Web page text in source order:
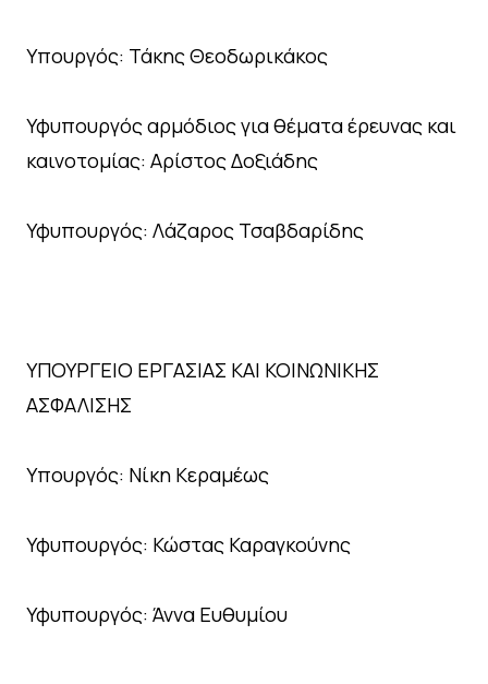
Υπουργός: Τάκης Θεοδωρικάκος
Υφυπουργός αρμόδιος για θέματα έρευνας και
καινοτομίας: Αρίστος Δοξιάδης
Υφυπουργός: Λάζαρος Τσαβδαρίδης
ΥΠΟΥΡΓΕΙΟ ΕΡΓΑΣΙΑΣ ΚΑΙ ΚΟΙΝΩΝΙΚΗΣ
ΑΣΦΑΛΙΣΗΣ
Υπουργός: Νίκη Κεραμέως
Υφυπουργός: Κώστας Καραγκούνης
Υφυπουργός: Άννα Ευθυμίου